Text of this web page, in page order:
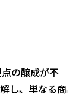
の醸成が不
し、単なる商